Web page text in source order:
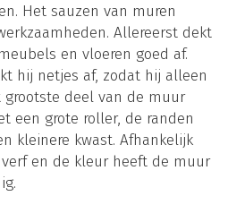
Het sauzen van muren
Allereerst dekt
en vloeren goed af.
hij netjes af, zodat hij alleen
deel van de muur
een grote roller, de randen
kleinere kwast. Afhankelijk
en de kleur heeft de muur